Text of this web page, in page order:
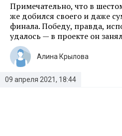
Примечательно, что в
же добился своего и даже
финала. Победу, правда,
удалось — в проекте он
09 апреля 2021, 18:44
Алина Крылова